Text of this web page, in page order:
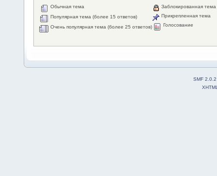
Обычная тема
Популярная тема (более 15 ответов)
Очень популярная тема (более 25 ответов)
Заблокированная тема
Прикрепленная тема
Голосование
SMF 2.0.2